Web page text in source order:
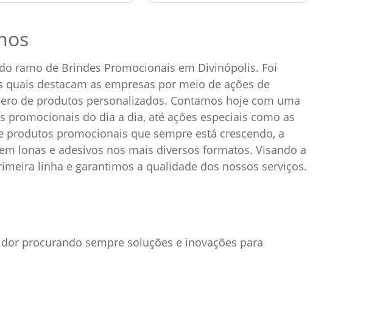
ramo de Brindes Promocionais em Divinópolis. Foi
destacam as empresas por meio de ações de
de produtos personalizados. Contamos hoje com uma
do dia a dia, até ações especiais como as
promocionais que sempre está crescendo, a
lonas e adesivos nos mais diversos formatos. Visando a
linha e garantimos a qualidade dos nossos serviços.
procurando sempre soluções e inovações para